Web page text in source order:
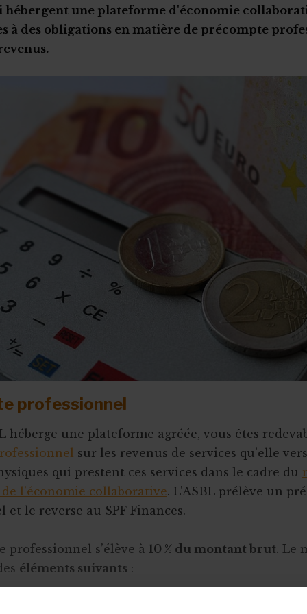
hébergent une plateforme d'économie
à des obligations en matière de précompte
professionnel
héberge une plateforme agréée, vous êtes
sur les revenus de services qu’elle
qui prestent ces services dans le cadre du
l’économie collaborative. L'ASBL prélève un
et le reverse au SPF Finances.
professionnel s’élève à 10 % du montant brut. Le
éléments suivants :